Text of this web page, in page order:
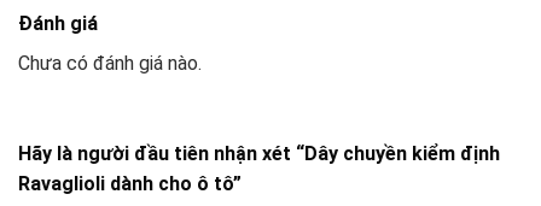
Đánh giá
Chưa có đánh giá nào.
Hãy là người đầu tiên nhận xét “Dây chuyền kiểm định
Ravaglioli dành cho ô tô”